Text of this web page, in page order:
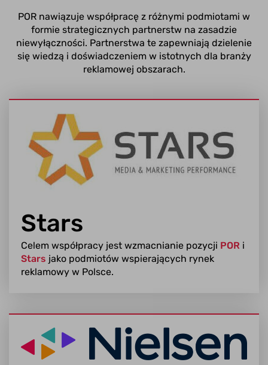
POR nawiązuje współpracę z różnymi podmiotami w
formie strategicznych partnerstw na zasadzie
niewyłączności. Partnerstwa te zapewniają dzielenie
się wiedzą i doświadczeniem w istotnych dla branży
reklamowej obszarach.
Stars
Celem współpracy jest wzmacnianie pozycji POR i
Stars jako podmiotów wspierających rynek
reklamowy w Polsce.